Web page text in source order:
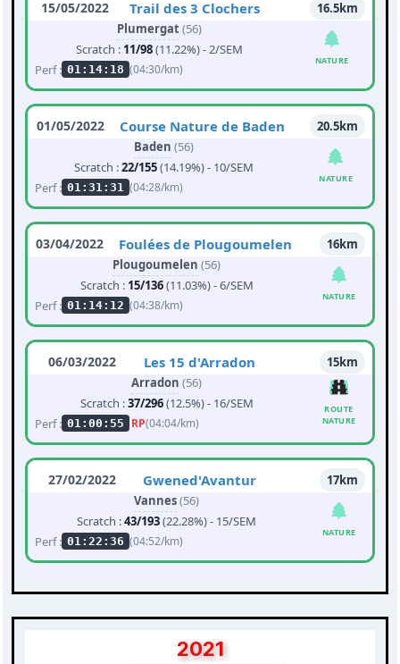
15/05/2022 Trail des 3 Clochers
16.5km
Plumergat(56)
Scratch : 11/98(11.22%) - 2/SEM
Perf : 01:14:18 (04:30/km)
NATURE
01/05/2022 Course Nature de Baden
20.5km
Baden (56)
Scratch :22/155(14.19%) - 10/SEM
Perf : 01:31:31 (04:28/km)
NATURE
03/04/2022 Foulées de Plougoumelen
16km
Plougoumelen (56)
Scratch : 15/136(11.03%) - 6/SEM
Perf : 01:14:12 (04:38/km)
NATURE
06/03/2022 Les 15 d'Arradon
15km
Arradon (56)
Scratch :37/296(12.5%) - 16/SEM
Perf : 01:00:55 RP(04:04/km)
ROUTE
NATURE
27/02/2022 Gwened'Avantur
17km
Vannes(56)
Scratch :43/193(22.28%) - 15/SEM
Perf : 01:22:36 (04:52/km)
NATURE
2021